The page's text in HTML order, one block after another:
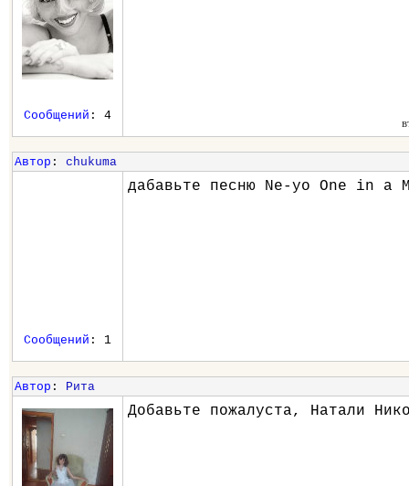
Сообщений : 4
Автор : chukuma
дабавьте песню Ne-yo One in
Сообщений : 1
Автор : Рита
Добавьте пожалуста, Натали